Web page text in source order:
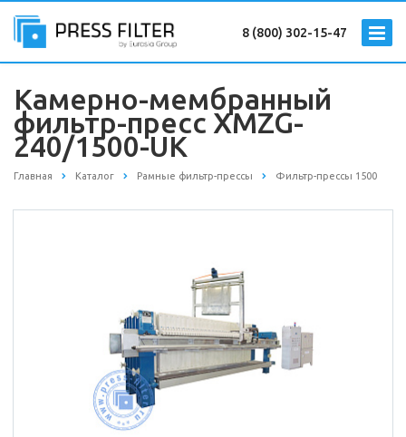
8 (800) 302-15-47
Камерно-мембранный
фильтр-пресс XMZG-
240/1500-UK
Главная Каталог Рамные фильтр-прессы Фильтр-прессы 1500